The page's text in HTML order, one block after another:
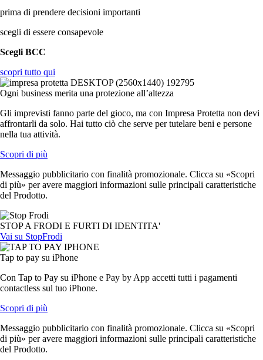
prima di prendere decisioni importanti
scegli di essere consapevole
Scegli BCC
scopri tutto qui
Ogni business merita una protezione all’altezza
Gli imprevisti fanno parte del gioco, ma con Impresa Protetta non devi
affrontarli da solo. Hai tutto ciò che serve per tutelare beni e persone
nella tua attività.
Scopri di più
Messaggio pubblicitario con finalità promozionale. Clicca su «Scopri
di più» per avere maggiori informazioni sulle principali caratteristiche
del Prodotto.
STOP A FRODI E FURTI DI IDENTITA'
Vai su StopFrodi
Tap to pay su iPhone
Con Tap to Pay su iPhone e Pay by App accetti tutti i pagamenti
contactless sul tuo iPhone.
Scopri di più
Messaggio pubblicitario con finalità promozionale. Clicca su «Scopri
di più» per avere maggiori informazioni sulle principali caratteristiche
del Prodotto.